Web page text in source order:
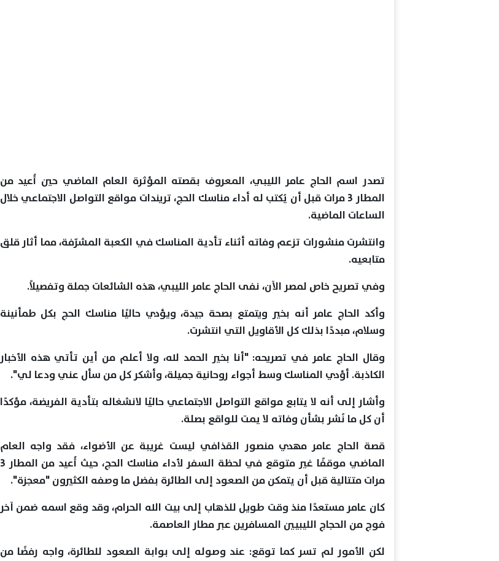
تصدر اسم الحاج عامر الليبي، المعروف بقصته المؤثرة العام الماضي حين أُعيد من
المطار 3 مرات قبل أن يُكتب له أداء مناسك الحج، تريندات مواقع التواصل الاجتماعي خلال
الساعات الماضية.
وانتشرت منشورات تزعم وفاته أثناء تأدية المناسك في الكعبة المشرّفة، مما أثار قلق
متابعيه.
وفي تصريح خاص لمصر الآن، نفى الحاج عامر الليبي، هذه الشائعات جملة وتفصيلاً.
وأكد الحاج عامر أنه بخير ويتمتع بصحة جيدة، ويؤدي حاليًا مناسك الحج بكل طمأنينة
وسلام، مبددًا بذلك كل الأقاويل التي انتشرت.
وقال الحاج عامر في تصريحه: "أنا بخير الحمد لله، ولا أعلم من أين تأتي هذه الأخبار
الكاذبة. أؤدي المناسك وسط أجواء روحانية جميلة، وأشكر كل من سأل عني ودعا لي".
وأشار إلى أنه لا يتابع مواقع التواصل الاجتماعي حاليًا لانشغاله بتأدية الفريضة، مؤكدًا
أن كل ما نُشر بشأن وفاته لا يمت للواقع بصلة.
قصة الحاج عامر مهدي منصور القذافي ليست غريبة عن الأضواء، فقد واجه العام
الماضي موقفًا غير متوقع في لحظة السفر لأداء مناسك الحج، حيث أُعيد من المطار 3
مرات متتالية قبل أن يتمكن من الصعود إلى الطائرة بفضل ما وصفه الكثيرون "معجزة".
كان عامر مستعدًا منذ وقت طويل للذهاب إلى بيت الله الحرام، وقد وقع اسمه ضمن آخر
فوج من الحجاج الليبيين المسافرين عبر مطار العاصمة.
لكن الأمور لم تسر كما توقع: عند وصوله إلى بوابة الصعود للطائرة، واجه رفضًا من